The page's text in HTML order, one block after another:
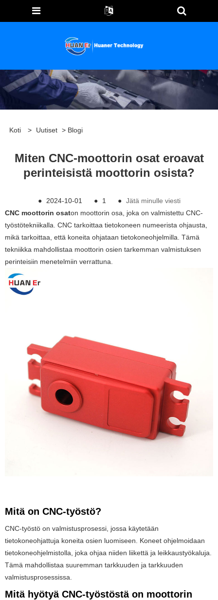
Koti > Uutiset > Blogi
Miten CNC-moottorin osat eroavat
perinteisistä moottorin osista?
● 2024-10-01 ● 1 ● Jätä minulle viesti
CNC moottorin osaton moottorin osa, joka on valmistettu CNC-
työstötekniikalla. CNC tarkoittaa tietokoneen numeerista ohjausta,
mikä tarkoittaa, että koneita ohjataan tietokoneohjelmilla. Tämä
tekniikka mahdollistaa moottorin osien tarkemman valmistuksen
perinteisiin menetelmiin verrattuna.
Mitä on CNC-työstö?
CNC-työstö on valmistusprosessi, jossa käytetään
tietokoneohjattuja koneita osien luomiseen. Koneet ohjelmoidaan
tietokoneohjelmistolla, joka ohjaa niiden liikettä ja leikkaustyökaluja.
Tämä mahdollistaa suuremman tarkkuuden ja tarkkuuden
valmistusprosessissa.
Mitä hyötyä CNC-työstöstä on moottorin